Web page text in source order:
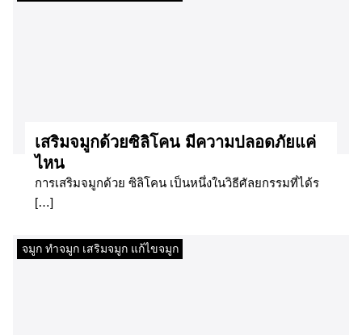
เสริมจมูกด้วยซิลิโคน มีความปลอดภัยแค่
ไหน
การเสริมจมูกด้วย ซิลิโคน เป็นหนึ่งในวิธีศัลยกรรมที่ได้ร
[…]
จมูก ทำจมูก เสริมจมูก แก้ไขจมูก